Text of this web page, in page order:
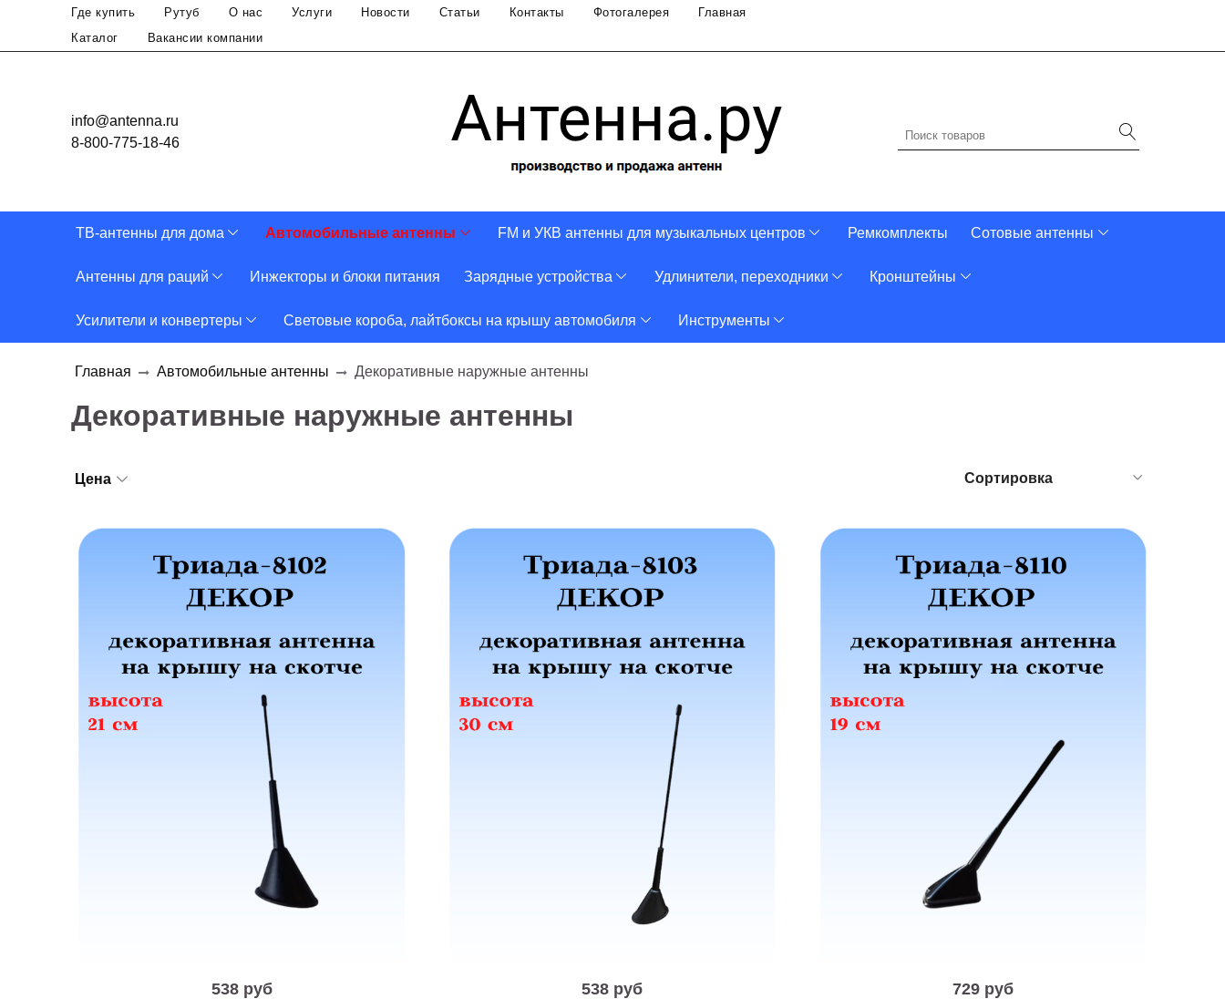
Где купить Рутуб О нас Услуги Новости Статьи Контакты Фотогалерея
Главная
Каталог
Вакансии компании
info@antenna.ru
8-800-775-18-46
ТВ-антенны для дома Автомобильные антенны FM и УКВ антенны для музыкальных центров Ремкомплекты Сотовые антенны
Антенны для раций Инжекторы и блоки питания Зарядные устройства Удлинители, переходники Кронштейны
Усилители и конвертеры Световые короба, лайтбоксы на крышу автомобиля Инструменты
Главная Автомобильные антенны Декоративные наружные антенны
Декоративные наружные антенны
Цена
538 руб 538 руб 729 руб